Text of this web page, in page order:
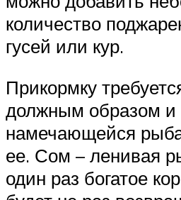
количество
гусей или кур.
Прикормку
должным образом и
намечающейся
ее. Сом – ленивая
один раз богатое